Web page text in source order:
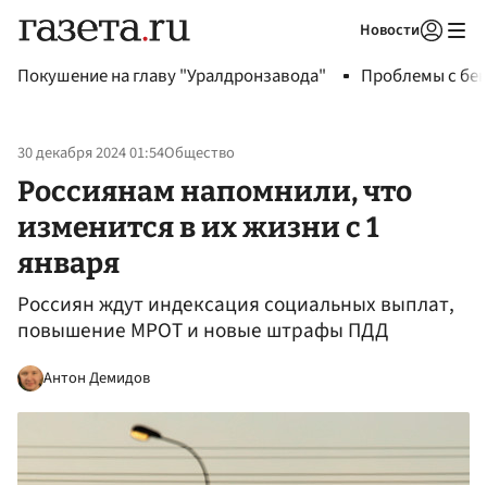
Новости
Покушение на главу "Уралдронзавода" Проблемы с
30 декабря 2024 01:54Общество
Россиянам напомнили, что
изменится в их жизни с 1
января
Россиян ждут индексация социальных выплат,
повышение МРОТ и новые штрафы ПДД
Антон Демидов